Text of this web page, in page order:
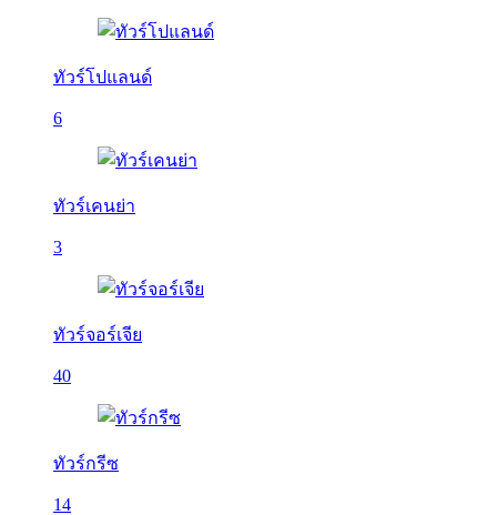
ทัวร์โปแลนด์
6
ทัวร์เคนย่า
3
ทัวร์จอร์เจีย
40
ทัวร์กรีซ
14